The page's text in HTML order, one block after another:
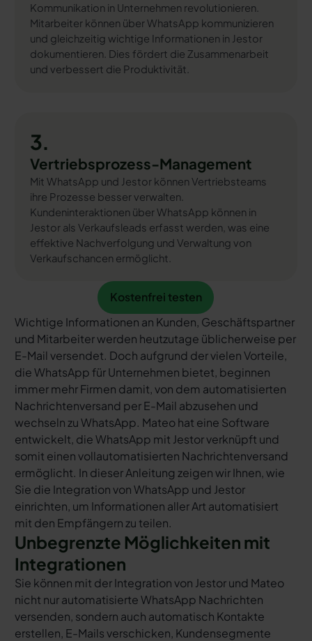
Kommunikation in Unternehmen revolutionieren.
Mitarbeiter können über WhatsApp kommunizieren
und gleichzeitig wichtige Informationen in Jestor
dokumentieren. Dies fördert die Zusammenarbeit
und verbessert die Produktivität.
3.
Vertriebsprozess-Management
Mit WhatsApp und Jestor können Vertriebsteams
ihre Prozesse besser verwalten.
Kundeninteraktionen über WhatsApp können in
Jestor als Verkaufsleads erfasst werden, was eine
effektive Nachverfolgung und Verwaltung von
Verkaufschancen ermöglicht.
Kostenfrei testen
Kostenfrei testen
Wichtige Informationen an Kunden, Geschäftspartner
und Mitarbeiter werden heutzutage üblicherweise per
E-Mail versendet. Doch aufgrund der vielen Vorteile,
die WhatsApp für Unternehmen bietet, beginnen
immer mehr Firmen damit, von dem automatisierten
Nachrichtenversand per E-Mail abzusehen und
wechseln zu WhatsApp. Mateo hat eine Software
entwickelt, die WhatsApp mit Jestor verknüpft und
somit einen vollautomatisierten Nachrichtenversand
ermöglicht. In dieser Anleitung zeigen wir Ihnen, wie
Sie die Integration von WhatsApp und Jestor
einrichten, um Informationen aller Art automatisiert
mit den Empfängern zu teilen.
Unbegrenzte Möglichkeiten mit
Integrationen
Sie können mit der Integration von Jestor und Mateo
nicht nur automatisierte WhatsApp Nachrichten
versenden, sondern auch automatisch Kontakte
erstellen, E-Mails verschicken, Kundensegmente